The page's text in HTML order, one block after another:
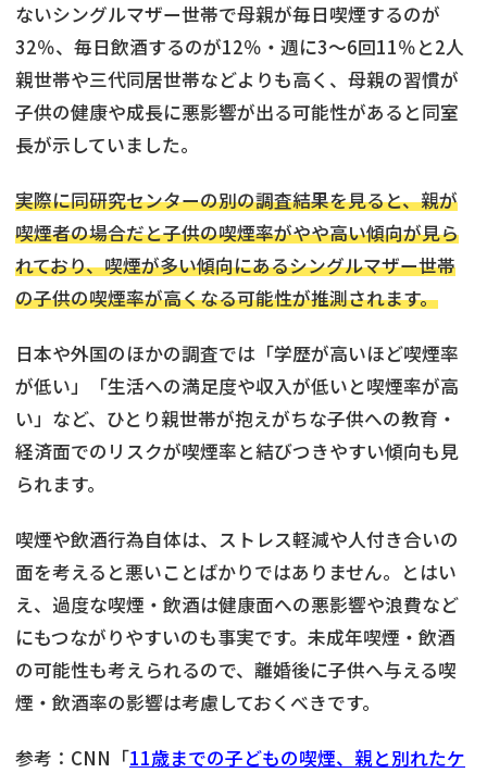
ないシングルマザー世帯で母親が毎日喫煙するのが
32％、毎日飲酒するのが12％・週に3～6回11％と2人
親世帯や三代同居世帯などよりも高く、母親の習慣が
子供の健康や成長に悪影響が出る可能性があると同室
長が示していました。
実際に同研究センターの別の調査結果を見ると、親が
喫煙者の場合だと子供の喫煙率がやや高い傾向が見ら
れており、喫煙が多い傾向にあるシングルマザー世帯
の子供の喫煙率が高くなる可能性が推測されます。
日本や外国のほかの調査では「学歴が高いほど喫煙率
が低い」「生活への満足度や収入が低いと喫煙率が高
い」など、ひとり親世帯が抱えがちな子供への教育・
経済面でのリスクが喫煙率と結びつきやすい傾向も見
られます。
喫煙や飲酒行為自体は、ストレス軽減や人付き合いの
面を考えると悪いことばかりではありません。とはい
え、過度な喫煙・飲酒は健康面への悪影響や浪費など
にもつながりやすいのも事実です。未成年喫煙・飲酒
の可能性も考えられるので、離婚後に子供へ与える喫
煙・飲酒率の影響は考慮しておくべきです。
参考：CNN「11歳までの子どもの喫煙、親と別れたケ